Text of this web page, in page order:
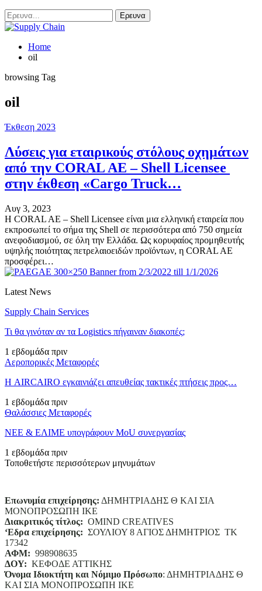
Home
oil
browsing Tag
oil
Έκθεση 2023
Λύσεις για εταιρικούς στόλους οχημάτων
από την CORAL AE – Shell Licensee
στην έκθεση «Cargo Truck…
Αυγ 3, 2023
Η CORAL AE – Shell Licensee είναι μια ελληνική εταιρεία που
εκπροσωπεί το σήμα της Shell σε περισσότερα από 750 σημεία
ανεφοδιασμού, σε όλη την Ελλάδα. Ως κορυφαίος προμηθευτής
υψηλής ποιότητας πετρελαιοειδών προϊόντων, η CORAL AE
προσφέρει…
Latest News
Supply Chain Services
Τι θα γινόταν αν τα Logistics πήγαιναν διακοπές;
1 εβδομάδα πριν
Αεροπορικές Μεταφορές
Η AIRCAIRO εγκαινιάζει απευθείας τακτικές πτήσεις προς…
1 εβδομάδα πριν
Θαλάσσιες Μεταφορές
ΝΕΕ & ΕΛΙΜΕ υπογράφουν MoU συνεργασίας
1 εβδομάδα πριν
Τοποθετήστε περισσότερων μηνυμάτων
Επωνυμία επιχείρησης: ΔΗΜΗΤΡΙΑΔΗΣ Θ ΚΑΙ ΣΙΑ
ΜΟΝΟΠΡΟΣΩΠΗ ΙΚΕ
Διακριτικός τίτλος: ΟΜΙΝD CREATIVES
‘Eδρα επιχείρησης: ΣΟΥΛΙΟΥ 8 ΑΓΙΟΣ ΔΗΜΗΤΡΙΟΣ ΤΚ
17342
ΑΦΜ: 998908635
ΔΟΥ: ΚΕΦΟΔΕ ΑΤΤΙΚΗΣ
Όνομα Ιδιοκτήτη και Νόμιμο Πρόσωπο: ΔΗΜΗΤΡΙΑΔΗΣ Θ
ΚΑΙ ΣΙΑ ΜΟΝΟΠΡΟΣΩΠΗ ΙΚΕ